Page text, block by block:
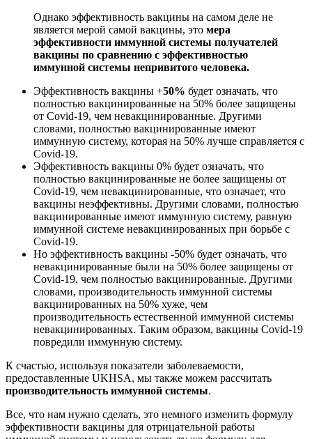
Однако эффективность вакцины на самом деле не
является мерой самой вакцины, это мера
эффективности иммунной системы получателей
вакцины по сравнению с эффективностью
иммунной системы непривитого человека.
Эффективность вакцины +50% будет означать, что
полностью вакцинированные на 50% более защищены
от Covid-19, чем невакцинированные. Другими
словами, полностью вакцинированные имеют
иммунную систему, которая на 50% лучше справляется с
Covid-19.
Эффективность вакцины 0% будет означать, что
полностью вакцинированные не более защищены от
Covid-19, чем невакцинированные, что означает, что
вакцины неэффективны. Другими словами, полностью
вакцинированные имеют иммунную систему, равную
иммунной системе невакцинированных при борьбе с
Covid-19.
Но эффективность вакцины -50% будет означать, что
невакцинированные были на 50% более защищены от
Covid-19, чем полностью вакцинированные. Другими
словами, производительность иммунной системы
вакцинированных на 50% хуже, чем
производительность естественной иммунной системы
невакцинированных. Таким образом, вакцины Covid-19
повредили иммунную систему.
К счастью, используя показатели заболеваемости,
предоставленные UKHSA, мы также можем рассчитать
производительность иммунной системы.
Все, что нам нужно сделать, это немного изменить формулу
эффективности вакцины для отрицательной работы